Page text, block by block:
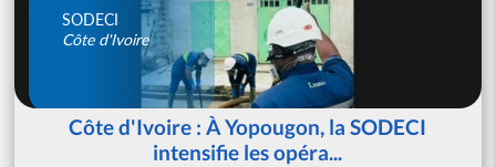
SODECI
Côte d'Ivoire
Côte d'Ivoire : À Yopougon, la SODECI
intensifie les opéra...